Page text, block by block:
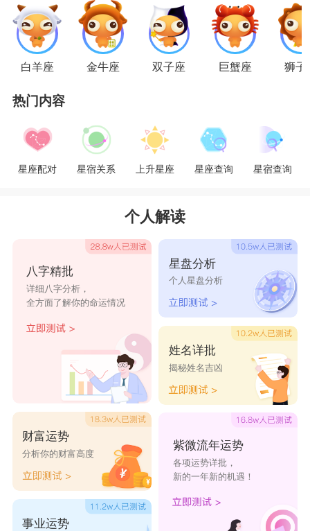
是你们都喜欢简单快活的生活方式，希望随时都有
一大堆的友人一同嬉笑玩闹。你们都是不拘小节的
人，所以家庭卫生一直是个大问题，房间里的脏衣
个人起身做家务。在性生活方面，你们是完美的一
对，大家都需要新鲜刺激的方式而又会满足于对
方。但是依靠玩乐和性生活维持的感情还是会令感
情扣分的，应该多些心灵沟通。
射手男和天秤女都缺乏对爱的坚持与耐心，天
秤女游离不定爱玩的性格和射手男喜欢四处走动喜
欢新鲜感的心实在是很难维持一段感情。在恋爱过
程中通常由射手男来主导，但是若要放在婚姻上，
恐怕就没有这般热情了。天秤女虽然不容易安定，
但是仍然需要伴侣;虽然她尊重理解射手男的放荡
不羁，自己也不愿意收到太多的牵绊，但责任心和
稳定的婚姻是重要元素，所以，你们最好能一直维
持好朋友式的爱恋关系，要找到共同的兴趣及生活
的目标来稳固关系，为感情不断加温，即使没有热
恋的温度，也能够过一世。
星座乐原创文章，转载需注明出处
白羊座 金牛座 双子座 巨蟹座 狮子
热门内容
星座配对 星宿关系 上升星座 星座查询 星宿查询
个人解读
八字精批
详细八字分析，
全方面了解你的命运情况
财富运势
分析你的财富高度
事业运势
星盘分析
个人星盘分析
姓名详批
揭秘姓名吉凶
紫微流年运势
各项运势详批，
新的一年新的机遇！